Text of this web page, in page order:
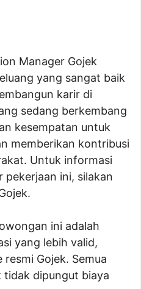
Manager Gojek
yang sangat baik
karir di
sedang berkembang
kesempatan untuk
memberikan kontribusi
Untuk informasi
pekerjaan ini, silakan
ini adalah
yang lebih valid,
Gojek. Semua
tidak dipungut biaya